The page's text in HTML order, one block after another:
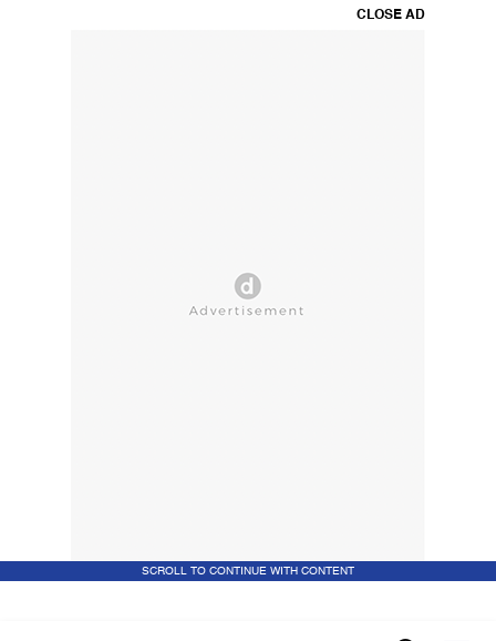
CLOSE AD
SCROLL TO CONTINUE WITH CONTENT